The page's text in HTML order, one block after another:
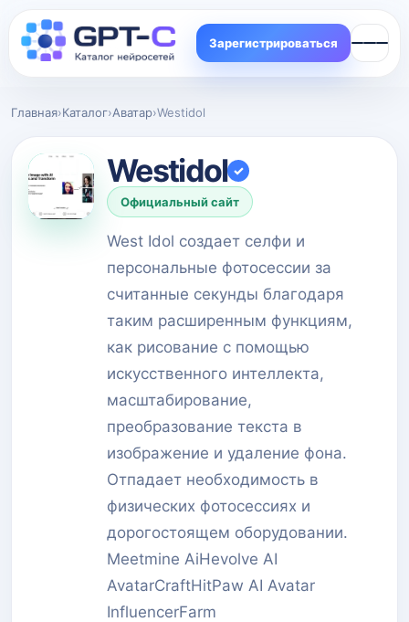
Зарегистрироваться
Главная›Каталог›Аватар›Westidol
Westidol ✓
Официальный сайт
West Idol создает селфи и
персональные фотосессии за
считанные секунды благодаря
таким расширенным функциям,
как рисование с помощью
искусственного интеллекта,
масштабирование,
преобразование текста в
изображение и удаление фона.
Отпадает необходимость в
физических фотосессиях и
дорогостоящем оборудовании.
Meetmine AiHevolve AI
AvatarCraftHitPaw AI Avatar
InfluencerFarm